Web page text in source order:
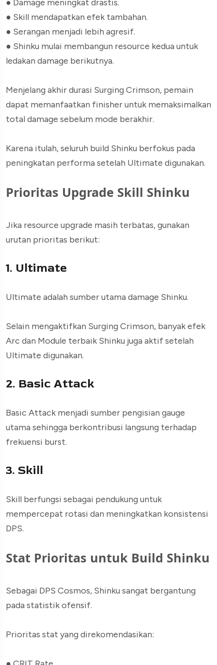
● Damage meningkat drastis.
● Skill mendapatkan efek tambahan.
● Serangan menjadi lebih agresif.
● Shinku mulai membangun resource kedua untuk
ledakan damage berikutnya.
Menjelang akhir durasi Surging Crimson, pemain
dapat memanfaatkan finisher untuk memaksimalkan
total damage sebelum mode berakhir.
Karena itulah, seluruh build Shinku berfokus pada
peningkatan performa setelah Ultimate digunakan.
Prioritas Upgrade Skill Shinku
Jika resource upgrade masih terbatas, gunakan
urutan prioritas berikut:
1. Ultimate
Ultimate adalah sumber utama damage Shinku.
Selain mengaktifkan Surging Crimson, banyak efek
Arc dan Module terbaik Shinku juga aktif setelah
Ultimate digunakan.
2. Basic Attack
Basic Attack menjadi sumber pengisian gauge
utama sehingga berkontribusi langsung terhadap
frekuensi burst.
3. Skill
Skill berfungsi sebagai pendukung untuk
mempercepat rotasi dan meningkatkan konsistensi
DPS.
Stat Prioritas untuk Build Shinku
Sebagai DPS Cosmos, Shinku sangat bergantung
pada statistik ofensif.
Prioritas stat yang direkomendasikan: